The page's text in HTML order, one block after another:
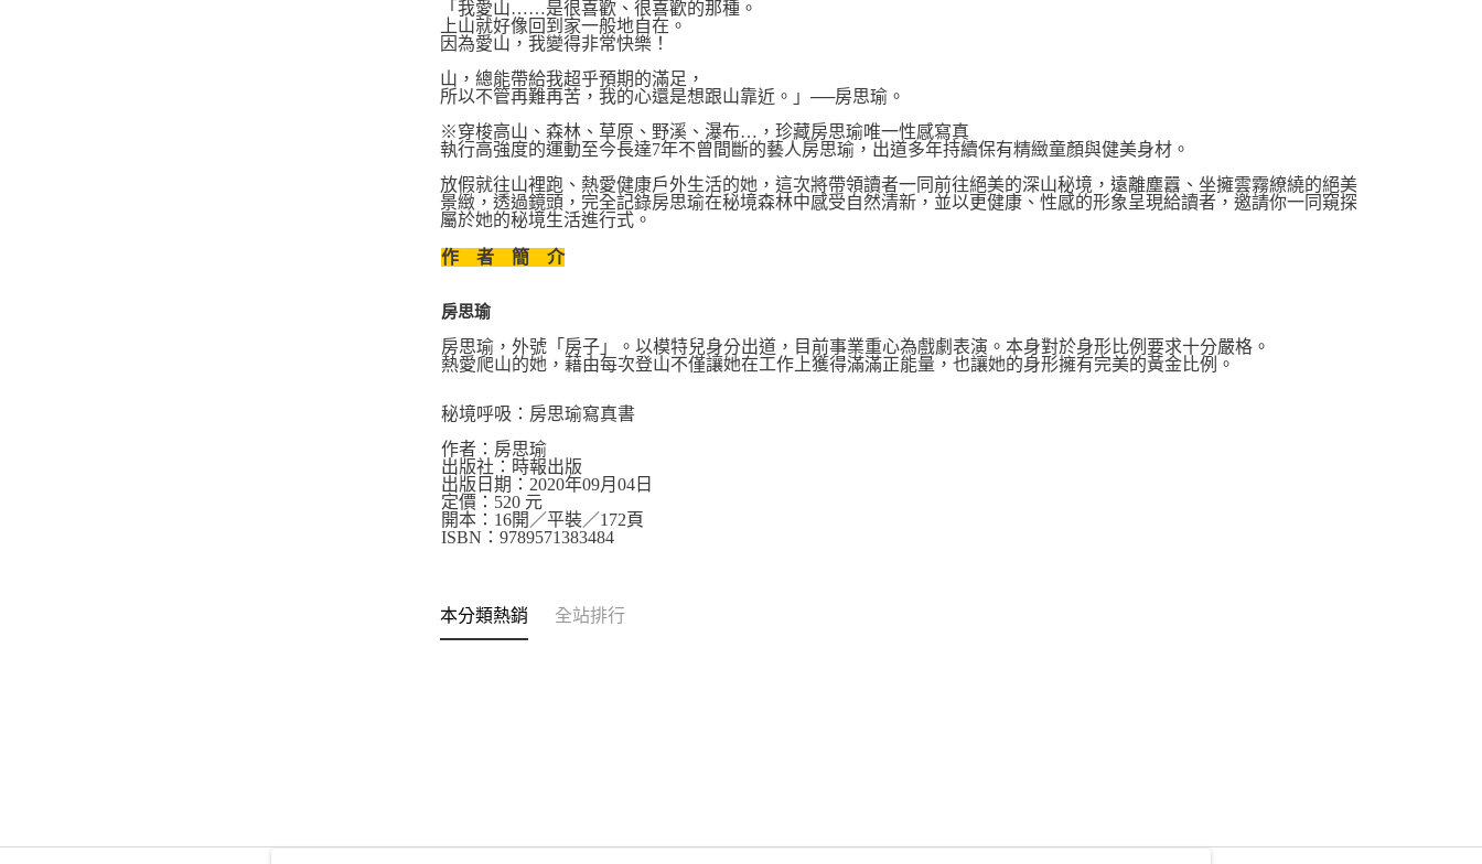
「我愛山……是很喜歡、很喜歡的那種。
上山就好像回到家一般地自在。
因為愛山，我變得非常快樂！
山，總能帶給我超乎預期的滿足，
所以不管再難再苦，我的心還是想跟山靠近。」──房思瑜。
※穿梭高山、森林、草原、野溪、瀑布…，珍藏房思瑜唯一性感寫真
執行高強度的運動至今長達7年不曾間斷的藝人房思瑜，出道多年持續保有精緻童顏與健美身材。
放假就往山裡跑、熱愛健康戶外生活的她，這次將帶領讀者一同前往絕美的深山秘境，遠離塵囂、坐擁雲霧繚繞的絕美
景緻，透過鏡頭，完全記錄房思瑜在秘境森林中感受自然清新，並以更健康、性感的形象呈現給讀者，邀請你一同窺探
屬於她的秘境生活進行式。
作 者 簡 介
房思瑜
房思瑜，外號「房子」。以模特兒身分出道，目前事業重心為戲劇表演。本身對於身形比例要求十分嚴格。
熱愛爬山的她，藉由每次登山不僅讓她在工作上獲得滿滿正能量，也讓她的身形擁有完美的黃金比例。
秘境呼吸：房思瑜寫真書
作者：房思瑜
出版社：時報出版
出版日期：2020年09月04日
定價：520 元
開本：16開／平裝／172頁
ISBN：9789571383484
本分類熱銷 全站排行